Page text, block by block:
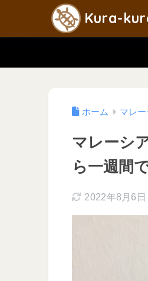
Kura-
ホーム マレ
マレーシ
ら一週間
2022年8月6日